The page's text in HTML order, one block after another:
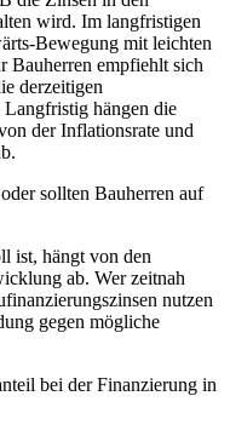
wird. Im langfristigen
Bewegung mit leichten
Bauherren empfiehlt sich
derzeitigen
hängen die
der Inflationsrate und
sollten Bauherren auf
ist, hängt von den
ab. Wer zeitnah
nutzen
gegen mögliche
bei der Finanzierung in